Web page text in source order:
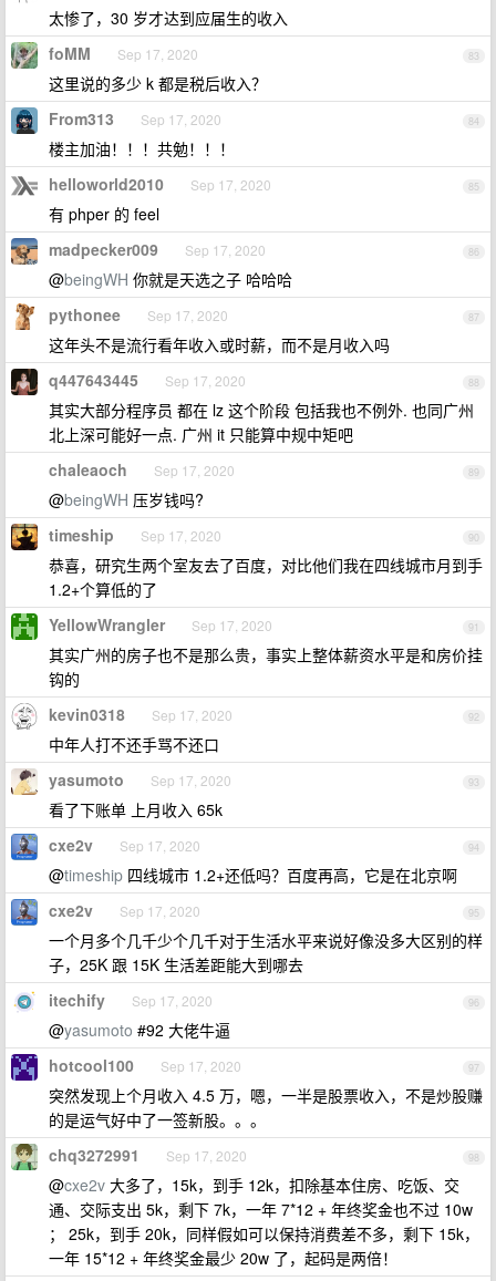
太惨了，30 岁才达到应届生的收入
83
foMM Sep 17, 2020
这里说的多少 k 都是税后收入？
84
From313 Sep 17, 2020
楼主加油！！！共勉！！！
85
helloworld2010 Sep 17, 2020
有 phper 的 feel
86
madpecker009 Sep 17, 2020
@beingWH 你就是天选之子 哈哈哈
87
pythonee Sep 17, 2020
这年头不是流行看年收入或时薪，而不是月收入吗
88
q447643445 Sep 17, 2020
其实大部分程序员 都在 lz 这个阶段 包括我也不例外. 也同广州
北上深可能好一点. 广州 it 只能算中规中矩吧
89
chaleaoch Sep 17, 2020
@beingWH 压岁钱吗?
90
timeship Sep 17, 2020
恭喜，研究生两个室友去了百度，对比他们我在四线城市月到手
1.2+个算低的了
91
YellowWrangler Sep 17, 2020
其实广州的房子也不是那么贵，事实上整体薪资水平是和房价挂
钩的
92
kevin0318 Sep 17, 2020
中年人打不还手骂不还口
93
yasumoto Sep 17, 2020
看了下账单 上月收入 65k
94
cxe2v Sep 17, 2020
@timeship 四线城市 1.2+还低吗？百度再高，它是在北京啊
95
cxe2v Sep 17, 2020
一个月多个几千少个几千对于生活水平来说好像没多大区别的样
子，25K 跟 15K 生活差距能大到哪去
96
itechify Sep 17, 2020
@yasumoto #92 大佬牛逼
97
hotcool100 Sep 17, 2020
突然发现上个月收入 4.5 万，嗯，一半是股票收入，不是炒股赚
的是运气好中了一签新股。。。
98
chq3272991 Sep 17, 2020
@cxe2v 大多了，15k，到手 12k，扣除基本住房、吃饭、交
通、交际支出 5k，剩下 7k，一年 7*12 + 年终奖金也不过 10w
； 25k，到手 20k，同样假如可以保持消费差不多，剩下 15k，
一年 15*12 + 年终奖金最少 20w 了，起码是两倍！